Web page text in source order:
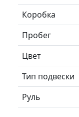
Коробка
Пробег
Цвет
Тип подвески
Руль